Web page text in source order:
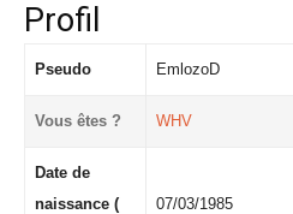
Profil
Pseudo EmlozoD
Vous êtes ? WHV
Date de
naissance (
07/03/1985